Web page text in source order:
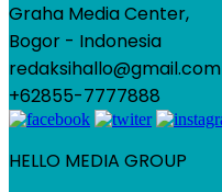
Graha Media Center,
Bogor - Indonesia
redaksihallo@gmail.com
+62855-7777888
HELLO MEDIA GROUP